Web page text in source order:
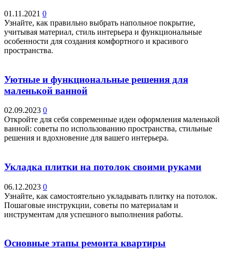
01.11.2021 0
Узнайте, как правильно выбрать напольное покрытие,
учитывая материал, стиль интерьера и функциональные
особенности для создания комфортного и красивого
пространства.
Уютные и функциональные решения для
маленькой ванной
02.09.2023 0
Откройте для себя современные идеи оформления маленькой
ванной: советы по использованию пространства, стильные
решения и вдохновение для вашего интерьера.
Укладка плитки на потолок своими руками
06.12.2023 0
Узнайте, как самостоятельно укладывать плитку на потолок.
Пошаговые инструкции, советы по материалам и
инструментам для успешного выполнения работы.
Основные этапы ремонта квартиры